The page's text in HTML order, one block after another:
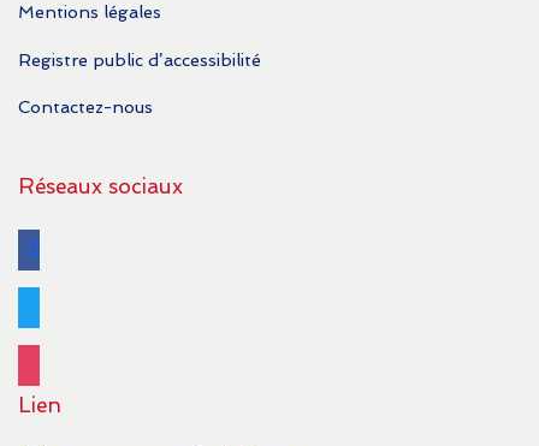
Mentions légales
Registre public d’accessibilité
Contactez-nous
Réseaux sociaux
facebook
Lien